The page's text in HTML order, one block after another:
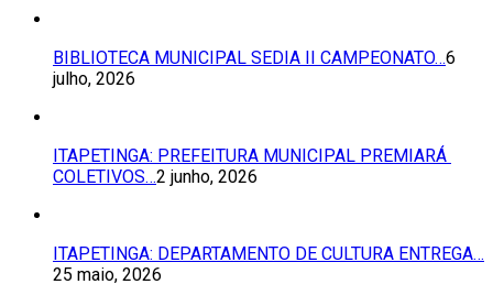
BIBLIOTECA MUNICIPAL SEDIA II CAMPEONATO…6
julho, 2026
ITAPETINGA: PREFEITURA MUNICIPAL PREMIARÁ
COLETIVOS…2 junho, 2026
ITAPETINGA: DEPARTAMENTO DE CULTURA ENTREGA…
25 maio, 2026